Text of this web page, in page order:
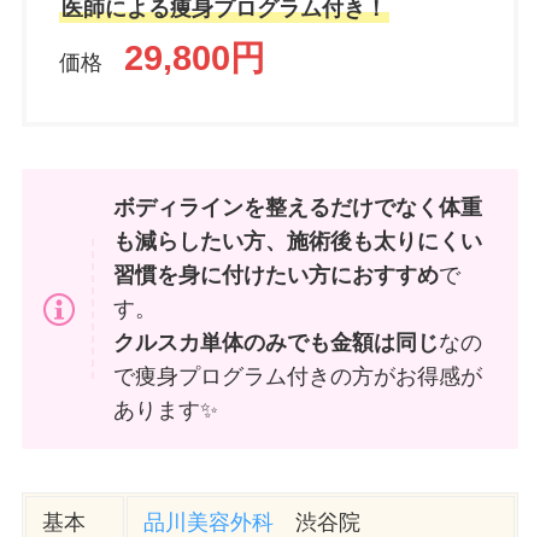
医師による痩身プログラム付き！
価格 29,800円
ボディラインを整えるだけでなく体重
も減らしたい方、施術後も太りにくい
習慣を身に付けたい方におすすめで
す。
クルスカ単体のみでも金額は同じなの
で痩身プログラム付きの方がお得感が
あります✨
基本
品川美容外科 渋谷院